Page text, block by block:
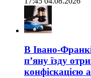
В Івано-
п’яну їзду
конфіскацією